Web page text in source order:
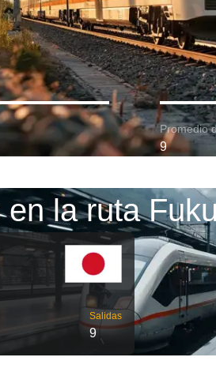
Promedio
9
en la ruta
Salidas
9